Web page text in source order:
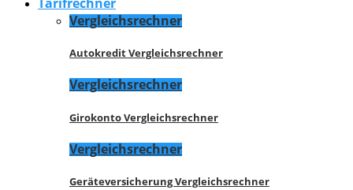
Vergleichsrechner
Autokredit Vergleichsrechner
Vergleichsrechner
Girokonto Vergleichsrechner
Vergleichsrechner
Geräteversicherung Vergleichsrechner